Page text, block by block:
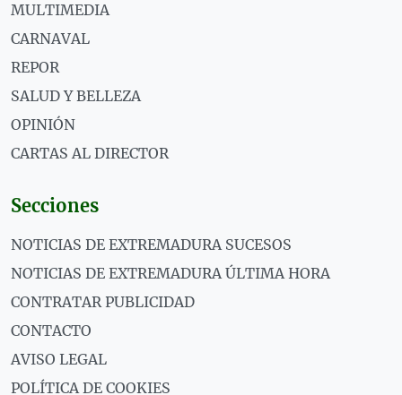
MULTIMEDIA
CARNAVAL
REPOR
SALUD Y BELLEZA
OPINIÓN
CARTAS AL DIRECTOR
Secciones
NOTICIAS DE EXTREMADURA SUCESOS
NOTICIAS DE EXTREMADURA ÚLTIMA HORA
CONTRATAR PUBLICIDAD
CONTACTO
AVISO LEGAL
POLÍTICA DE COOKIES